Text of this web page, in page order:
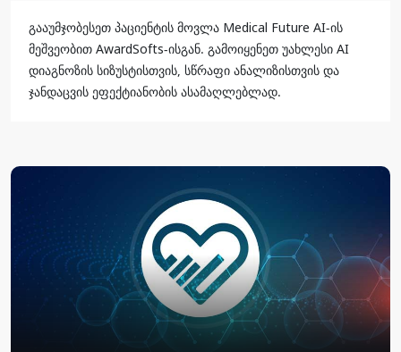
გააუმჯობესეთ პაციენტის მოვლა Medical Future AI-ის
მეშვეობით AwardSofts-ისგან. გამოიყენეთ უახლესი AI
დიაგნოზის სიზუსტისთვის, სწრაფი ანალიზისთვის და
ჯანდაცვის ეფექტიანობის ასამაღლებლად.